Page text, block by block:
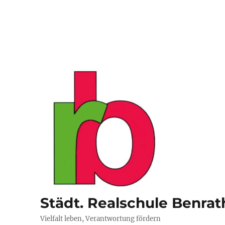
Städt. Realschule
Vielfalt leben, Verantwortung fördern